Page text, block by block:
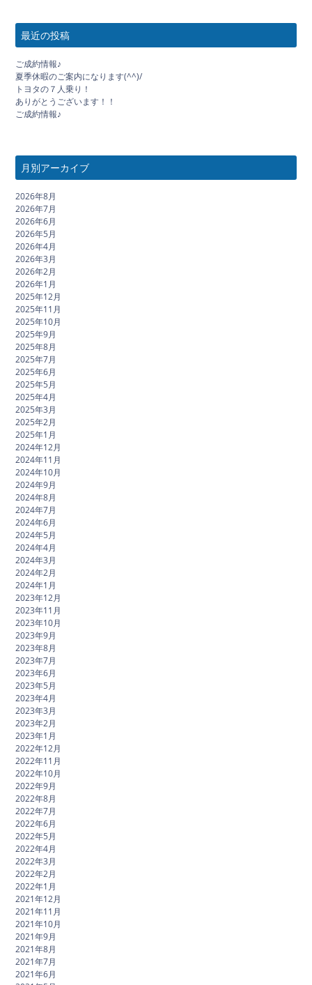
最近の投稿
ご成約情報♪
夏季休暇のご案内になります(^^)/
トヨタの７人乗り！
ありがとうございます！！
ご成約情報♪
月別アーカイブ
2026年8月
2026年7月
2026年6月
2026年5月
2026年4月
2026年3月
2026年2月
2026年1月
2025年12月
2025年11月
2025年10月
2025年9月
2025年8月
2025年7月
2025年6月
2025年5月
2025年4月
2025年3月
2025年2月
2025年1月
2024年12月
2024年11月
2024年10月
2024年9月
2024年8月
2024年7月
2024年6月
2024年5月
2024年4月
2024年3月
2024年2月
2024年1月
2023年12月
2023年11月
2023年10月
2023年9月
2023年8月
2023年7月
2023年6月
2023年5月
2023年4月
2023年3月
2023年2月
2023年1月
2022年12月
2022年11月
2022年10月
2022年9月
2022年8月
2022年7月
2022年6月
2022年5月
2022年4月
2022年3月
2022年2月
2022年1月
2021年12月
2021年11月
2021年10月
2021年9月
2021年8月
2021年7月
2021年6月